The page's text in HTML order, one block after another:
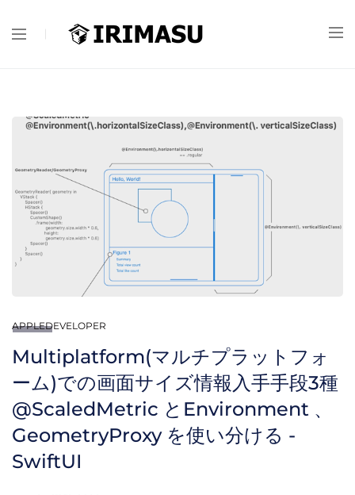
APPLEDEVELOPER
Multiplatform(マルチプラットフォ
ーム)での画面サイズ情報入手手段3種
@ScaledMetric とEnvironment 、
GeometryProxy を使い分ける -
SwiftUI